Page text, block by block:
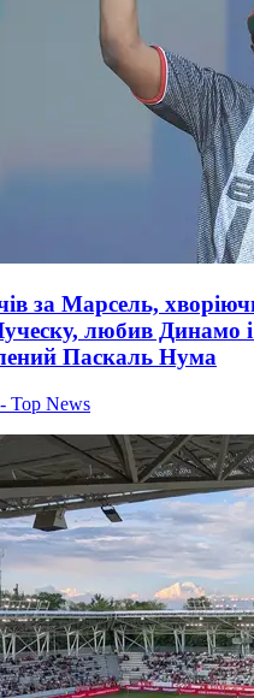
за Марсель,
любив Динамо
Паскаль Нума
Top News